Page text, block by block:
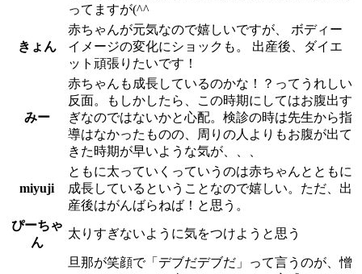
ってますが(^^ゞ
きょん
赤ちゃんが元気なので嬉しいですが、 ボディー
イメージの変化にショックも。 出産後、ダイエ
ット頑張りたいです！
みー
赤ちゃんも成長しているのかな！？ってうれしい
反面。もしかしたら、この時期にしてはお腹出す
ぎなのではないかと心配。検診の時は先生から指
導はなかったものの、周りの人よりもお腹が出て
きた時期が早いような気が、、、
miyuji
ともに太っていくっていうのは赤ちゃんとともに
成長しているということなので嬉しい。ただ、出
産後はがんばらねば！と思う。
ぴーちゃ
ん
太りすぎないように気をつけようと思う
旦那が笑顔で「デブだデブだ」って言うのが、憎